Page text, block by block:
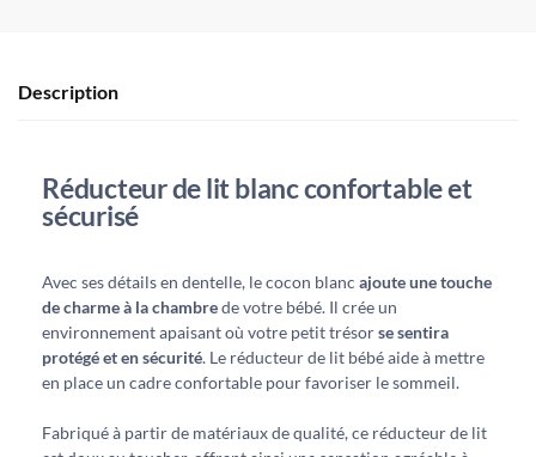
Description
Réducteur de lit blanc confortable et
sécurisé
Avec ses détails en dentelle, le cocon blanc ajoute une touche
de charme à la chambrede votre bébé. Il crée un
environnement apaisant où votre petit trésorse sentira
protégé et en sécurité. Le réducteur de lit bébé aide à mettre
en place un cadre confortable pour favoriser le sommeil.
Fabriqué à partir de matériaux de qualité, ce réducteur de lit